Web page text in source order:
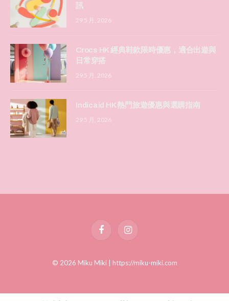
訊
29 5 月, 2026
Crocs HK 經典鞋款限時優惠，適合出遊與
日常穿搭
29 5 月, 2026
Indicaid HK 熱門旅遊優惠與選購指南
29 5 月, 2026
FacebookInstagram
© 2026 Miku Miki | https://miku-miki.com